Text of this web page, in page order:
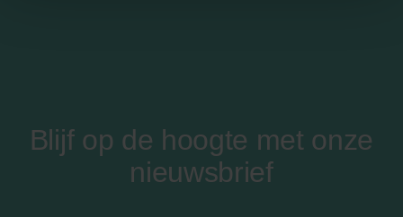
Blijf op de hoogte met onze
nieuwsbrief